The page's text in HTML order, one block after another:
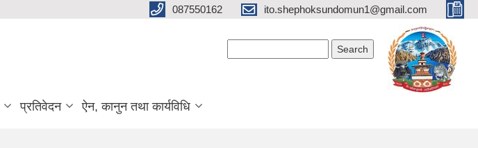
087550162 ito.shephoksundomun1@gmail.com
प्रतिवेदन ऐन, कानुन तथा कार्यविधि